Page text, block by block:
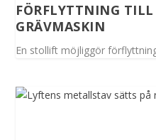
FÖRFLYTTNING TILL
GRÄVMASKIN
En stollift möjliggör